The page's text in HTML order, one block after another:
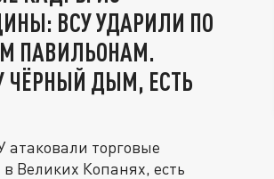
ВСУ УДАРИЛИ ПО
ПАВИЛЬОНАМ.
ЧЁРНЫЙ ДЫМ, ЕСТЬ
атаковали торговые
Великих Копанях, есть